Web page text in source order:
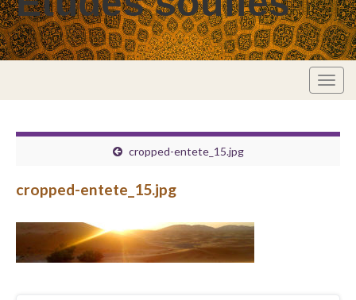
cropped-entete_15.jpg
cropped-entete_15.jpg